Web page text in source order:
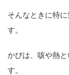
そんなときに特
す。
かびは、咳や熱
す。